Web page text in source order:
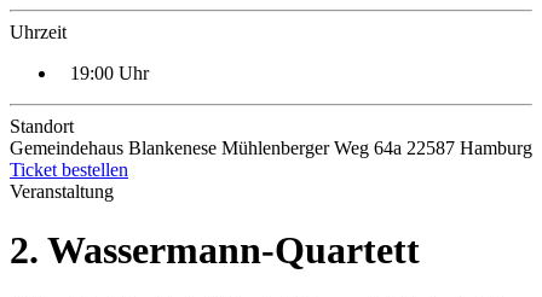
Uhrzeit
19:00 Uhr
Standort
Gemeindehaus Blankenese Mühlenberger Weg 64a 22587 Hamburg
Ticket bestellen
Veranstaltung
2. Wassermann-Quartett